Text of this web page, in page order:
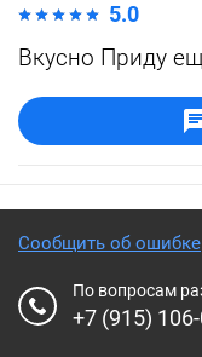
5.0
Вкусно Приду
Сообщить об ошибке
По вопросам
+7 (915)